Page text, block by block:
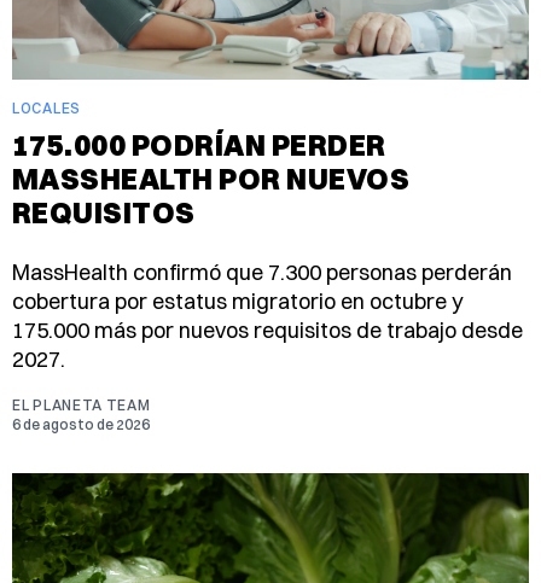
LOCALES
175.000 PODRÍAN PERDER
MASSHEALTH POR NUEVOS
REQUISITOS
MassHealth confirmó que 7.300 personas perderán
cobertura por estatus migratorio en octubre y
175.000 más por nuevos requisitos de trabajo desde
2027.
EL PLANETA TEAM
6 de agosto de 2026